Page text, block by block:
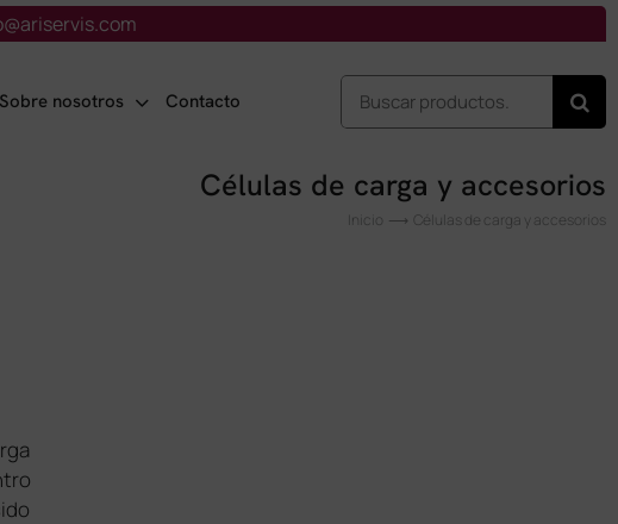
Sobre nosotros Contacto Buscar:
Células de carga y accesorios
Inicio Células de carga y accesorios